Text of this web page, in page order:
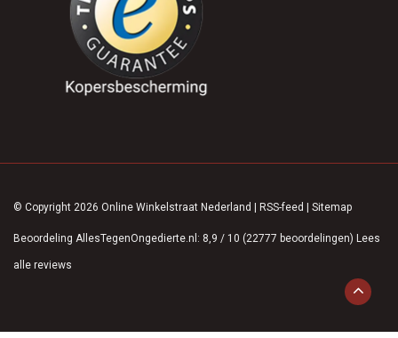
© Copyright 2026 Online Winkelstraat Nederland RSS-feed Sitemap
Beoordeling AllesTegenOngedierte.nl : 8,9 / 10 (22777 beoordelingen) Lees
alle reviews